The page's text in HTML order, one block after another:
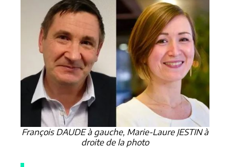
François DAUDE à gauche, Marie-Laure JESTIN à
droite de la photo